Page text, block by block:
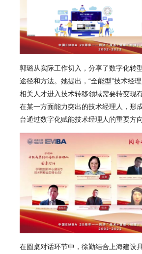
郭璐从实际工作切入，分享了数字化转
途径和方法。她提出，“全能型”技术经
相关人才进入技术转移领域需要转变现
在某一方面能力突出的技术经理人，形
台通过数字化赋能技术经理人的重要方向
在圆桌对话环节中，徐勤结合上海建设